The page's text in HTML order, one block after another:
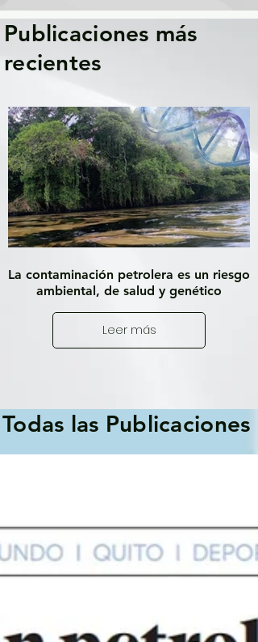
Publicaciones más
recientes
La contaminación petrolera es un riesgo
ambiental, de salud y genético
Leer más
Todas las Publicaciones